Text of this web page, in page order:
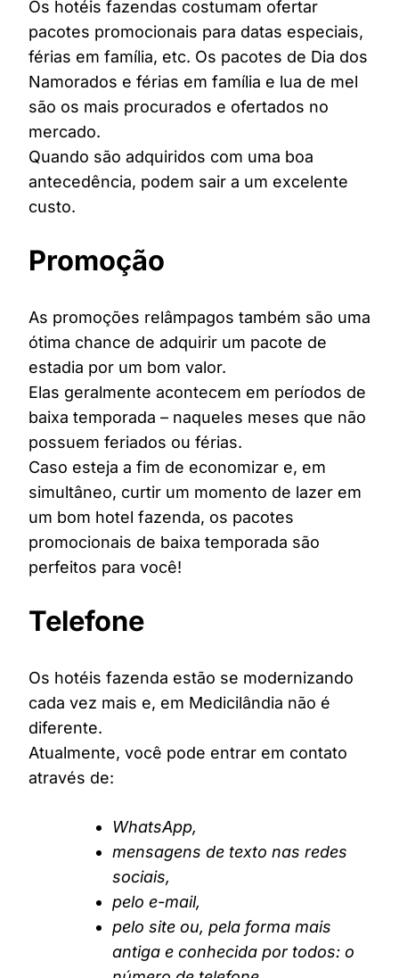
Os hotéis fazendas costumam ofertar
pacotes promocionais para datas especiais,
férias em família, etc. Os pacotes de Dia dos
Namorados e férias em família e lua de mel
são os mais procurados e ofertados no
mercado.
Quando são adquiridos com uma boa
antecedência, podem sair a um excelente
custo.
Promoção
As promoções relâmpagos também são uma
ótima chance de adquirir um pacote de
estadia por um bom valor.
Elas geralmente acontecem em períodos de
baixa temporada – naqueles meses que não
possuem feriados ou férias.
Caso esteja a fim de economizar e, em
simultâneo, curtir um momento de lazer em
um bom hotel fazenda, os pacotes
promocionais de baixa temporada são
perfeitos para você!
Telefone
Os hotéis fazenda estão se modernizando
cada vez mais e, em Medicilândia não é
diferente.
Atualmente, você pode entrar em contato
através de:
WhatsApp,
mensagens de texto nas redes
sociais,
pelo e-mail,
pelo site ou, pela forma mais
antiga e conhecida por todos: o